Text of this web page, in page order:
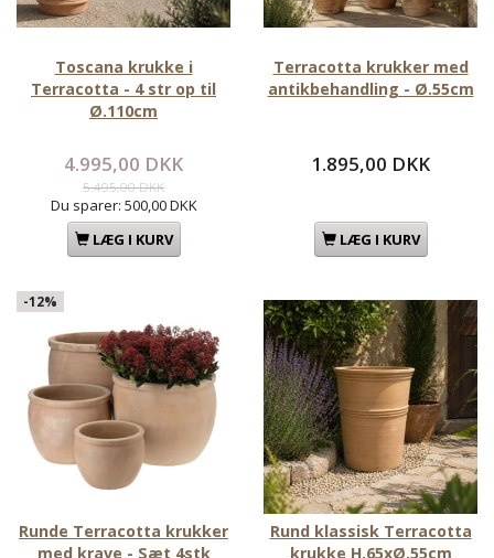
Toscana krukke i
Terracotta - 4 str op til
Ø.110cm
4.995,00 DKK
5.495,00 DKK
Du sparer: 500,00 DKK
LÆG I KURV
Terracotta krukker med
antikbehandling - Ø.55cm
1.895,00 DKK
LÆG I KURV
-12%
Runde Terracotta krukker
med krave - Sæt 4stk
Rund klassisk Terracotta
krukke H.65xØ.55cm